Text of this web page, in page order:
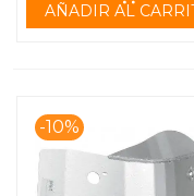
AÑADIR AL
-10%